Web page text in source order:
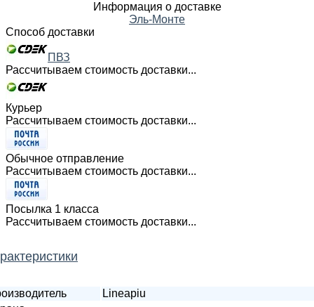
Информация о доставке
Эль-Монте
Способ доставки
ПВЗ
Рассчитываем стоимость доставки...
Курьер
Рассчитываем стоимость доставки...
Обычное отправление
Рассчитываем стоимость доставки...
Посылка 1 класса
Рассчитываем стоимость доставки...
Lineapiu